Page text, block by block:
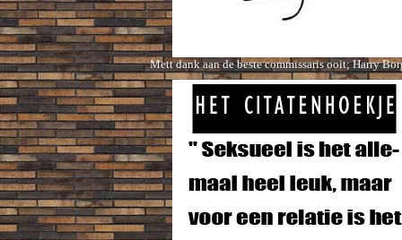
Mett dank aan de beste commissaris ooit; Harry